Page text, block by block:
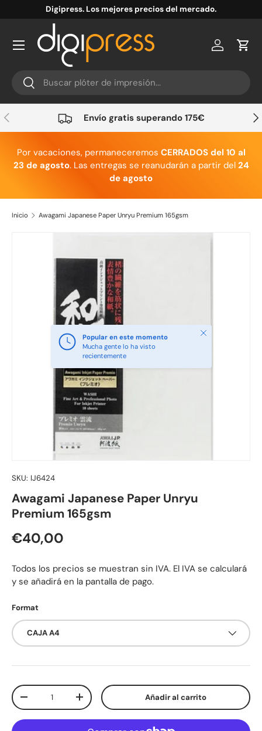
Ir al contenido
Digipress. Los mejores precios del mercado.
Buscar
Buscar
Cuenta
Anterior Envío gratis superando 175€
Por vacaciones, permaneceremos CERRADOS del 10 al
23 de agosto. Las entregas se reanudarán a partir del 24
de agosto
Inicio Awagami Japanese Paper Unryu Premium 165gsm
Popular en este momento
Mucha gente lo ha visto
recientemente
Cerrar
SKU: IJ6424
Awagami Japanese Paper Unryu
Premium 165gsm
Precio normal
€40,00
Todos los precios se muestran sin IVA. El IVA se calculará
y se añadirá en la pantalla de pago.
Format
CAJA A4
Cant.
Disminuir cantidadAumentar la cantidadAñadir al carrito